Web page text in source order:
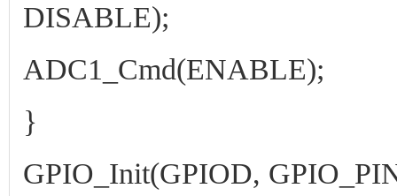
DISABLE);
ADC1_Cmd(ENABLE);
}
GPIO_Init(GPIOD,